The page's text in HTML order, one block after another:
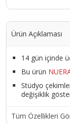
Ürün Açıklaması
14 gün içinde
Bu ürün
Stüdyo
değişiklik
Tüm Özellikleri